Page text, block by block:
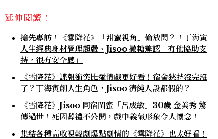
延伸閱讀：
搶先專訪！《雪降花》「甜蜜視角」偷放閃？！丁海寅
人生經典身材管理超嚴、Jisoo 撒糖羞認「有他協助支
持，很有安全感」
《雪降花》諜報衝突比愛情戲更好看！宿舍狹持沒完沒
了？丁海寅創人生角色，Jisoo 清純人設都假的？
《雪降花》Jisoo 同宿閨蜜「呂成敏」30歲 金美秀 驚
傳過世！死因葬禮不公開，戲中義氣形象令人懷念！
集結各種高收視韓劇爆點劇情的《雪降花》也太好看！